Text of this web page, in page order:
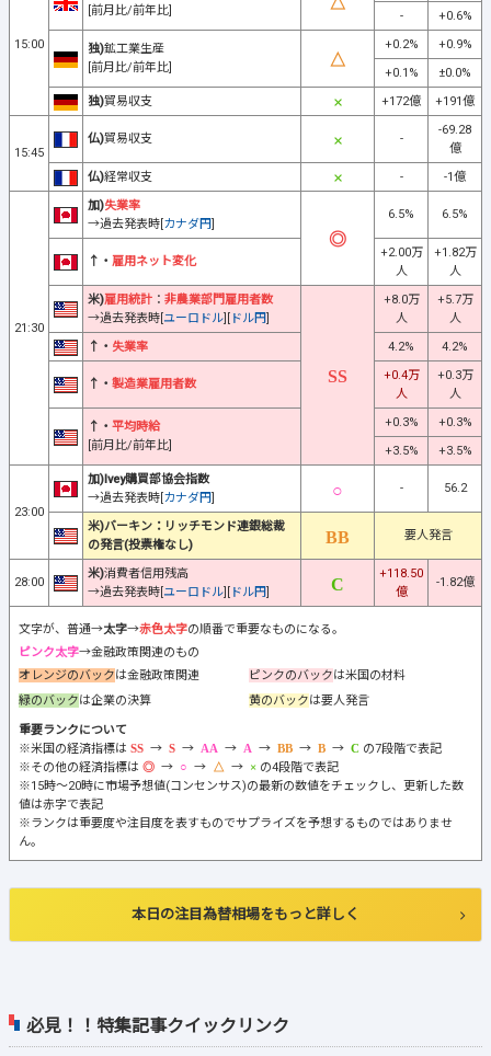
必見！！特集記事クイックリンク
15:00
[前月比/前年比]
-
+0.6%
独)鉱工業生産
[前月比/前年比]
+0.2%
+0.9%
+0.1%
±0.0%
独)貿易収支 +172億 +191億
15:45
仏)貿易収支 -
-69.28
億
仏)経常収支 - -1億
21:30
加)失業率
→過去発表時[カナダ円]
6.5% 6.5%
↑・ 雇用ネット変化
+2.00万
人
+1.82万
人
米)雇用統計 ： 非農業部門雇用者数
→過去発表時[ユーロドル][ ドル円]
+8.0万
人
+5.7万
人
↑・ 失業率 4.2% 4.2%
↑・ 製造業雇用者数
+0.4万
人
+0.3万
人
↑・ 平均時給
[前月比/前年比]
+0.3%
+0.3%
+3.5%
+3.5%
23:00
加)Ivey購買部協会指数
→過去発表時[カナダ円]
- 56.2
米)バーキン：リッチモンド連銀総裁
の発言(投票権なし)
要人発言
28:00
米)消費者信用残高
→過去発表時[ユーロドル][ ドル円]
+118.50
億
-1.82億
文字が、普通→太字→赤色太字の順番で重要なものになる。
ピンク太字→金融政策関連のもの
オレンジのバックは金融政策関連 ピンクのバックは米国の材料
緑のバックは企業の決算 黄のバックは要人発言
重要ランクについて
※米国の経済指標は
→ → → → → →
の7段階で表記
※その他の経済指標は
→ → →
の4段階で表記
※15時～20時に市場予想値(コンセンサス)の最新の数値をチェックし、更新した数
値は赤字で表記
※ランクは重要度や注目度を表すものでサプライズを予想するものではありませ
ん。
本日の注目為替相場をもっと詳しく